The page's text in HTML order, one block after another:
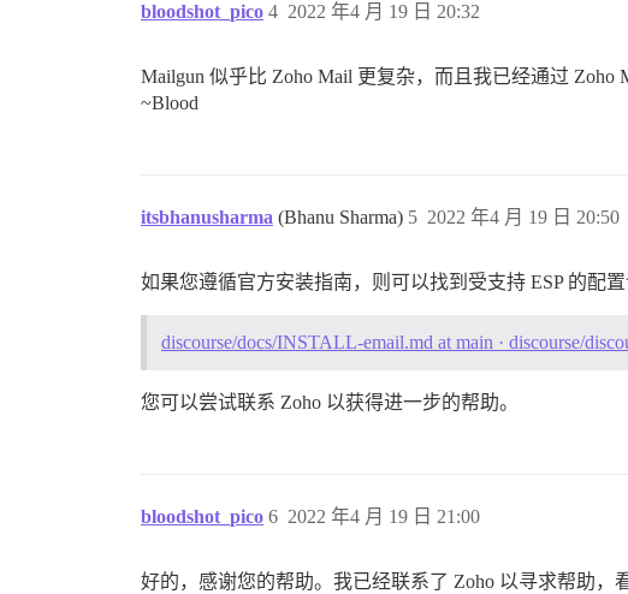
bloodshot_pico 2022 年4 月 19 日 20:32
4
Mailgun 似乎比 Zoho Mail 更复杂，而且我已经通过
~Blood
itsbhanusharma (Bhanu Sharma) 2022 年4 月 19 日 20:50
5
如果您遵循官方安装指南，则可以找到受支持 ESP 的配置
discourse/docs/INSTALL-email.md at main · discourse/
您可以尝试联系 Zoho 以获得进一步的帮助。
bloodshot_pico 2022 年4 月 19 日 21:00
6
好的，感谢您的帮助。我已经联系了 Zoho 以寻求帮助